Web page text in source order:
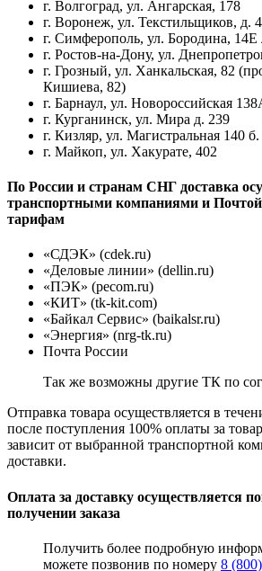
г. Волгоград, ул. Ангарская, 178
г. Воронеж, ул. Текстильщиков, д. 4
г. Симферополь, ул. Бородина, 14Е
г. Ростов-на-Дону, ул.
г. Грозный, ул. Ханкальская, 82
Кишиева, 82)
г. Барнаул, ул. Новороссийская
г. Курганинск, ул. Мира д. 239
г. Кизляр, ул. Магистральная 140 б.
г. Майкоп, ул. Хакурате, 402
По России и странам СНГ доставка
транспортными компаниями и Почтой
тарифам
«СДЭК» (cdek.ru)
«Деловые линии» (dellin.ru)
«ПЭК» (pecom.ru)
«КИТ» (tk-kit.com)
«Байкал Сервис» (baikalsr.ru)
«Энергия» (nrg-tk.ru)
Почта России
Так же возможны другие ТК по
Отправка товара осуществляется в
после поступления 100% оплаты за
зависит от выбранной транспортной
доставки.
Оплата за доставку осуществляется
получении заказа
Получить более подробную
можете позвонив по номеру 8